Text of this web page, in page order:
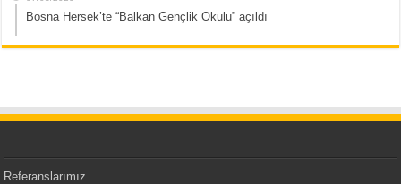
Bosna Hersek’te “Balkan Gençlik Okulu” açıldı
Referanslarımız